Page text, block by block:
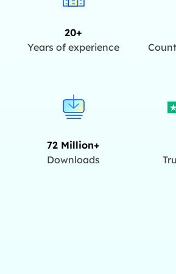
20+
Years of experience
72 Million+
Downloads